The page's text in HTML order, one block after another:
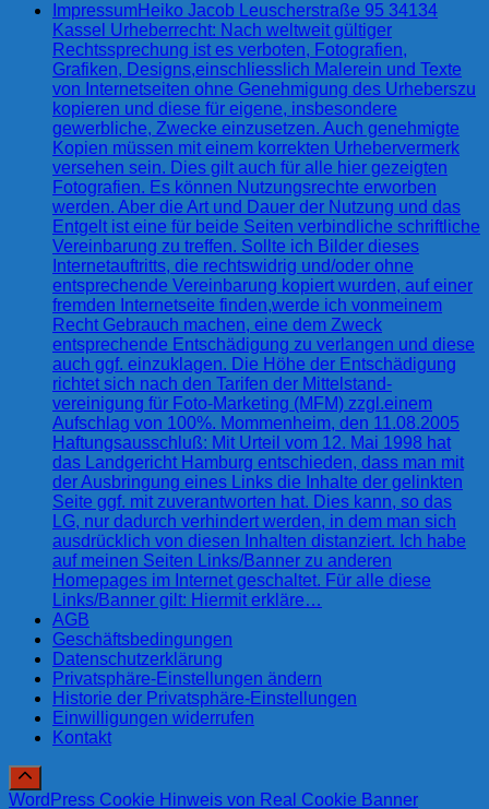
ImpressumHeiko Jacob Leuscherstraße 95 34134
Kassel Urheberrecht: Nach weltweit gültiger
Rechtssprechung ist es verboten, Fotografien,
Grafiken, Designs,einschliesslich Malerein und Texte
von Internetseiten ohne Genehmigung des Urheberszu
kopieren und diese für eigene, insbesondere
gewerbliche, Zwecke einzusetzen. Auch genehmigte
Kopien müssen mit einem korrekten Urhebervermerk
versehen sein. Dies gilt auch für alle hier gezeigten
Fotografien. Es können Nutzungsrechte erworben
werden. Aber die Art und Dauer der Nutzung und das
Entgelt ist eine für beide Seiten verbindliche schriftliche
Vereinbarung zu treffen. Sollte ich Bilder dieses
Internetauftritts, die rechtswidrig und/oder ohne
entsprechende Vereinbarung kopiert wurden, auf einer
fremden Internetseite finden,werde ich vonmeinem
Recht Gebrauch machen, eine dem Zweck
entsprechende Entschädigung zu verlangen und diese
auch ggf. einzuklagen. Die Höhe der Entschädigung
richtet sich nach den Tarifen der Mittelstand-
vereinigung für Foto-Marketing (MFM) zzgl.einem
Aufschlag von 100%. Mommenheim, den 11.08.2005
Haftungsausschluß: Mit Urteil vom 12. Mai 1998 hat
das Landgericht Hamburg entschieden, dass man mit
der Ausbringung eines Links die Inhalte der gelinkten
Seite ggf. mit zuverantworten hat. Dies kann, so das
LG, nur dadurch verhindert werden, in dem man sich
ausdrücklich von diesen Inhalten distanziert. Ich habe
auf meinen Seiten Links/Banner zu anderen
Homepages im Internet geschaltet. Für alle diese
Links/Banner gilt: Hiermit erkläre…
AGB
Geschäftsbedingungen
Datenschutzerklärung
Privatsphäre-Einstellungen ändern
Historie der Privatsphäre-Einstellungen
Einwilligungen widerrufen
Kontakt
WordPress Cookie Hinweis von Real Cookie Banner